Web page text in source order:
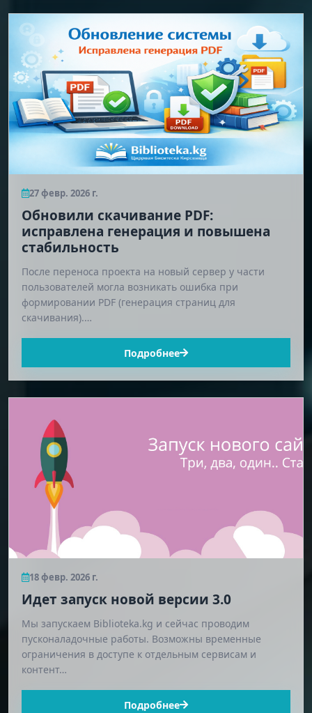
27 февр. 2026 г.
Обновили скачивание PDF:
исправлена генерация и повышена
стабильность
После переноса проекта на новый сервер у части
пользователей могла возникать ошибка при
формировании PDF (генерация страниц для
скачивания).…
Подробнее
18 февр. 2026 г.
Идет запуск новой версии 3.0
Мы запускаем Biblioteka.kg и сейчас проводим
пусконаладочные работы. Возможны временные
ограничения в доступе к отдельным сервисам и
контент…
Подробнее